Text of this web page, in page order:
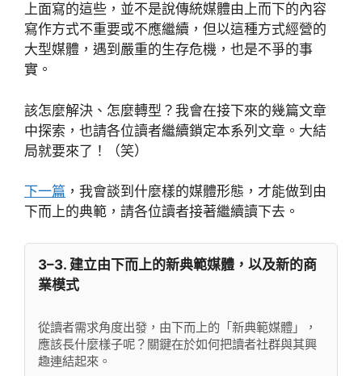
上面寫的這些，並不是說傳統媒體由上而下的內容
寫作方式不重要或不應繼續，但以這種方式經營的
大型媒體，遇到嚴重的生存危機，也是不爭的事
實。
該怎麼解決、怎麼轉型？我會在接下來的幾篇文章
中探索，也請各位讀者繼續鎖定本系列文章。大結
局就要來了！（笑）
下一篇 ，我會談到什麼樣的媒體形態，才能做到由
下而上的典範，請各位讀者接著繼續讀下去。
3–3. 建立由下而上的新典範媒體，以及新的商
業模式
從讀者需求角度出發，由下而上的「新典範媒體」，
應該長什麼樣子呢？關鍵在於如何把讀者社群與其興
趣連結起來。